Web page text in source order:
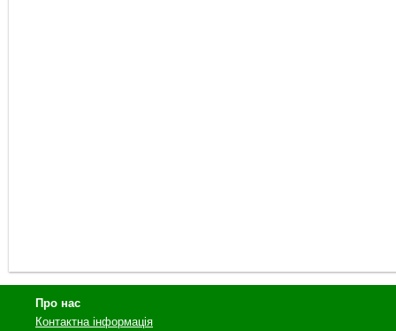
Про нас
Контактна інформація